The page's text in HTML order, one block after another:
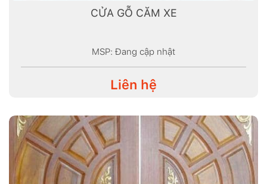
CỬA GỖ CĂM XE
MSP: Đang cập nhật
Liên hệ